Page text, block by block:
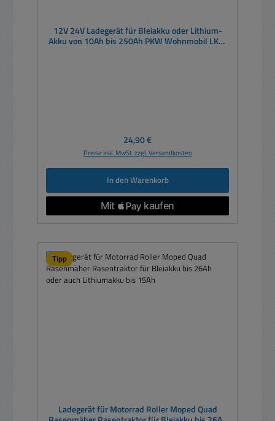
12V 24V Ladegerät für Bleiakku oder Lithium-
Akku von 10Ah bis 250Ah PKW Wohnmobil LKW
Regulärer Preis:
24,90 €
Preise inkl. MwSt. zzgl. Versandkosten
In den Warenkorb
Tipp
Ladegerät für Motorrad Roller Moped Quad